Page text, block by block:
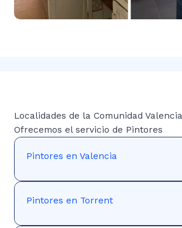
Localidades de la Comunidad
Ofrecemos el servicio de Pintores
Pintores en Valencia
Pintores en Torrent